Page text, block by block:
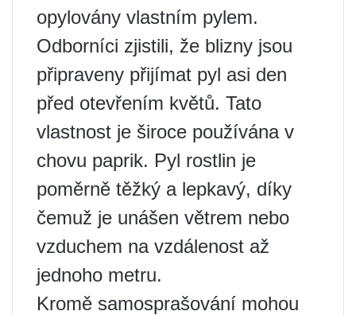
opylovány vlastním pylem.
Odborníci zjistili, že blizny jsou
připraveny přijímat pyl asi den
před otevřením květů. Tato
vlastnost je široce používána v
chovu paprik. Pyl rostlin je
poměrně těžký a lepkavý, díky
čemuž je unášen větrem nebo
vzduchem na vzdálenost až
jednoho metru.
Kromě samosprašování mohou